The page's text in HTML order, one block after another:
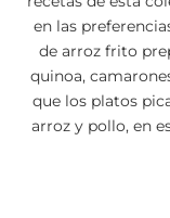
en las
de arroz frito
quinoa,
que los platos
arroz y pollo, en